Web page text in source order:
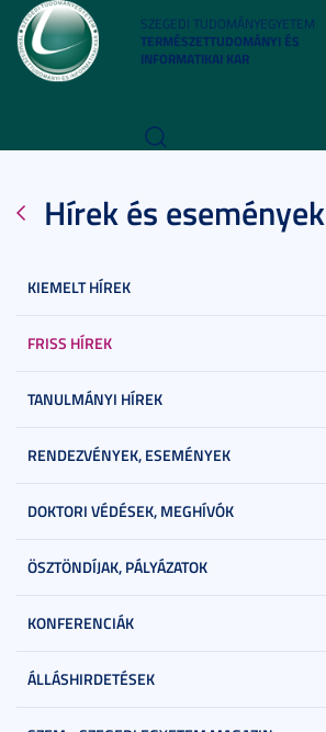
SZEGEDI TUDOMÁNYEGYETEM
TERMÉSZETTUDOMÁNYI ÉS
INFORMATIKAI KAR
Hírek és események
KIEMELT HÍREK
FRISS HÍREK
TANULMÁNYI HÍREK
RENDEZVÉNYEK, ESEMÉNYEK
DOKTORI VÉDÉSEK, MEGHÍVÓK
ÖSZTÖNDÍJAK, PÁLYÁZATOK
KONFERENCIÁK
ÁLLÁSHIRDETÉSEK